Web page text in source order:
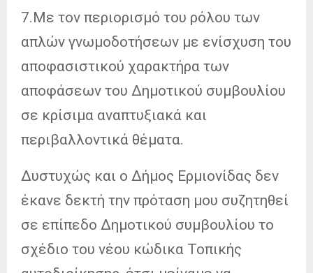
7.Με τον περιορισμό του ρόλου των
απλών γνωμοδοτήσεων με ενίσχυση του
αποφασιστικού χαρακτήρα των
αποφάσεων του Δημοτικού συμβουλίου
σε κρίσιμα αναπτυξιακά και
περιβαλλοντικά θέματα.
Δυστυχώς και ο Δήμος Ερμιονίδας δεν
έκανε δεκτή την πρόταση μου συζητηθεί
σε επίπεδο Δημοτικού συμβουλίου το
σχέδιο του νέου κώδικα Τοπικής